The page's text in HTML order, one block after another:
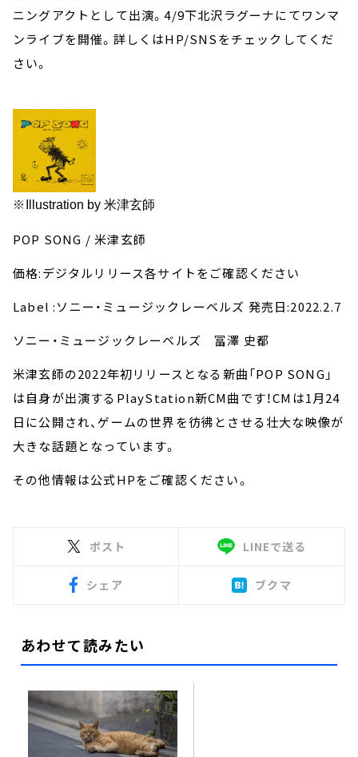
ニングアクトとして出演。4/9下北沢ラグーナにてワンマ
ンライブを開催。詳しくはHP/SNSをチェックしてくだ
さい。
※ Illustration by 米津玄師
POP SONG / 米津玄師
価格:デジタルリリース各サイトをご確認ください
Label :ソニー・ミュージックレーベルズ 発売日:2022.2.7
ソニー・ミュージックレーベルズ 冨澤 史都
米津玄師の2022年初リリースとなる新曲「POP SONG」
は自身が出演するPlayStation新CM曲です！CMは1月24
日に公開され、ゲームの世界を彷彿とさせる壮大な映像が
大きな話題となっています。
その他情報は公式HPをご確認ください。
ポスト LINEで送る
シェア ブクマ
あわせて読みたい